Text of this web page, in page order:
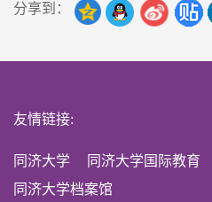
分享到：
友情链接:
同济大学 同济大学国际教育
同济大学档案馆